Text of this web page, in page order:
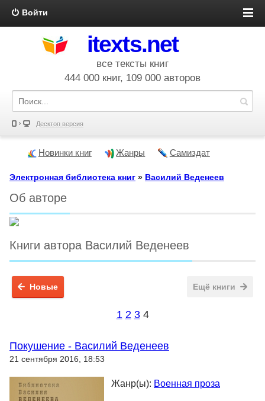
Войти
itexts.net
все тексты книг
444 000 книг, 109 000 авторов
Десктоп версия
Новинки книг Жанры Самиздат
Электронная библиотека книг » Василий Веденеев
Об авторе
Книги автора Василий Веденеев
Новые Ещё книги
1 2 3 4
Покушение - Василий Веденеев
21 сентября 2016, 18:53
Жанр(ы): Военная проза